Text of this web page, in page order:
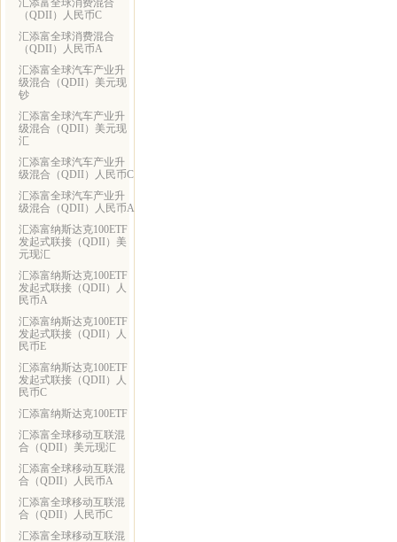
汇添富全球消费混合
（QDII）人民币C
汇添富全球消费混合
（QDII）人民币A
汇添富全球汽车产业升
级混合（QDII）美元现
钞
汇添富全球汽车产业升
级混合（QDII）美元现
汇
汇添富全球汽车产业升
级混合（QDII）人民币C
汇添富全球汽车产业升
级混合（QDII）人民币A
汇添富纳斯达克100ETF
发起式联接（QDII）美
元现汇
汇添富纳斯达克100ETF
发起式联接（QDII）人
民币A
汇添富纳斯达克100ETF
发起式联接（QDII）人
民币E
汇添富纳斯达克100ETF
发起式联接（QDII）人
民币C
汇添富纳斯达克100ETF
汇添富全球移动互联混
合（QDII）美元现汇
汇添富全球移动互联混
合（QDII）人民币A
汇添富全球移动互联混
合（QDII）人民币C
汇添富全球移动互联混